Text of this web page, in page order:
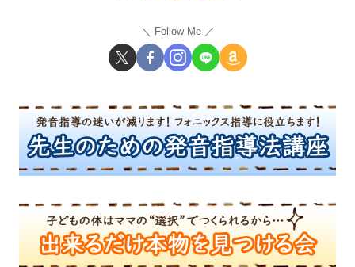
Follow Me